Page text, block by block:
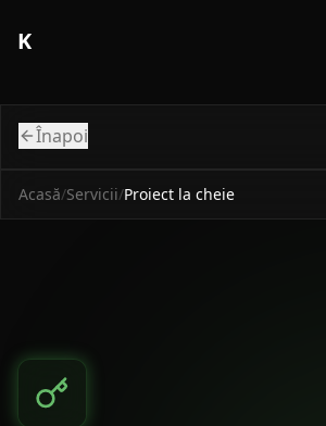
K
Înapoi
Acasă/Servicii/Proiect la cheie